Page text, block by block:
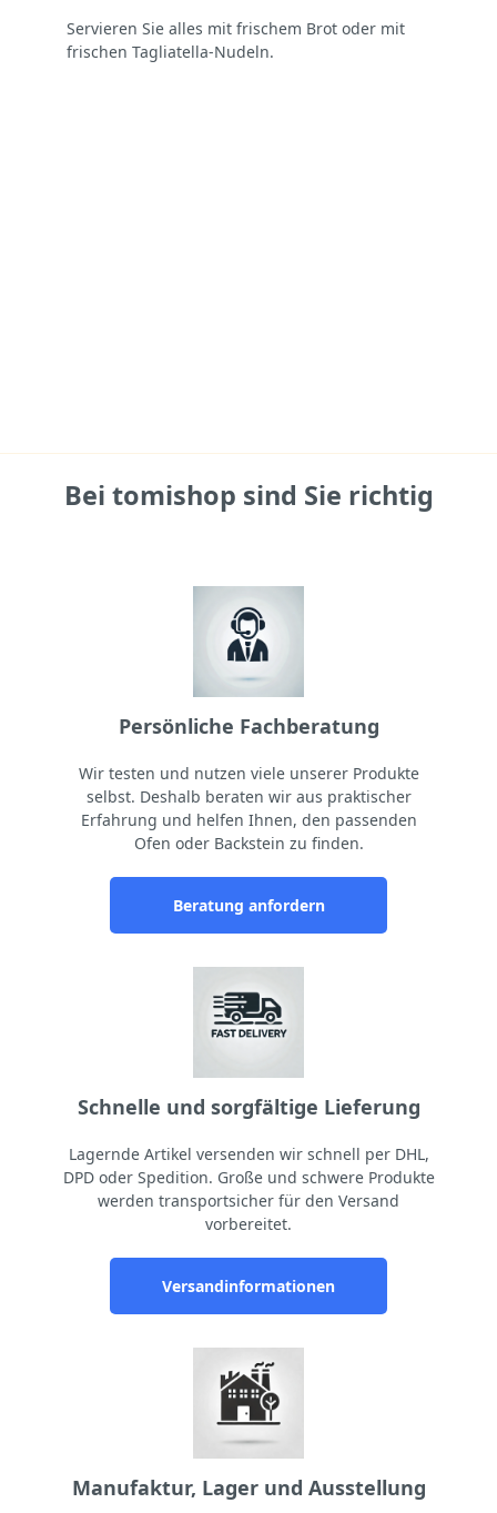
Servieren Sie alles mit frischem Brot oder mit
frischen Tagliatella-Nudeln.
Bei tomishop sind Sie richtig
Persönliche Fachberatung
Wir testen und nutzen viele unserer Produkte
selbst. Deshalb beraten wir aus praktischer
Erfahrung und helfen Ihnen, den passenden
Ofen oder Backstein zu finden.
Beratung anfordern
Schnelle und sorgfältige Lieferung
Lagernde Artikel versenden wir schnell per DHL,
DPD oder Spedition. Große und schwere Produkte
werden transportsicher für den Versand
vorbereitet.
Versandinformationen
Manufaktur, Lager und Ausstellung